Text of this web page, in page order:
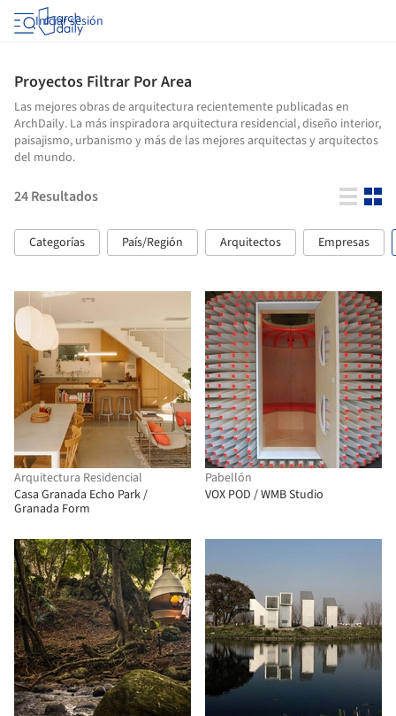
Iniciar sesión
Proyectos Filtrar Por Area
Las mejores obras de arquitectura recientemente publicadas en
ArchDaily. La más inspiradora arquitectura residencial, diseño interior,
paisajismo, urbanismo y más de las mejores arquitectas y arquitectos
del mundo.
24Resultados
Categorías País/Región Arquitectos Empresas
Arquitectura Residencial
Casa Granada Echo Park /
Granada Form
Pabellón
VOX POD / WMB Studio